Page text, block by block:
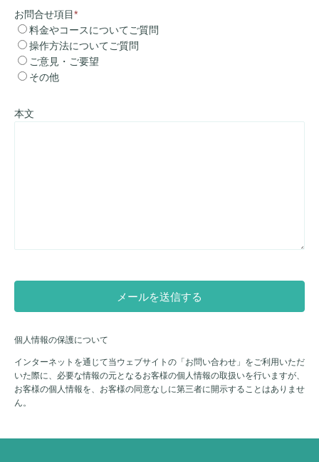
お問合せ項目 *
料金やコースについてご質問
操作方法についてご質問
ご意見・ご要望
その他
本文
個人情報の保護について
インターネットを通じて当ウェブサイトの「お問い合わせ」をご利用いただ
いた際に、必要な情報の元となるお客様の個人情報の取扱いを行いますが、
お客様の個人情報を、お客様の同意なしに第三者に開示することはありませ
ん。